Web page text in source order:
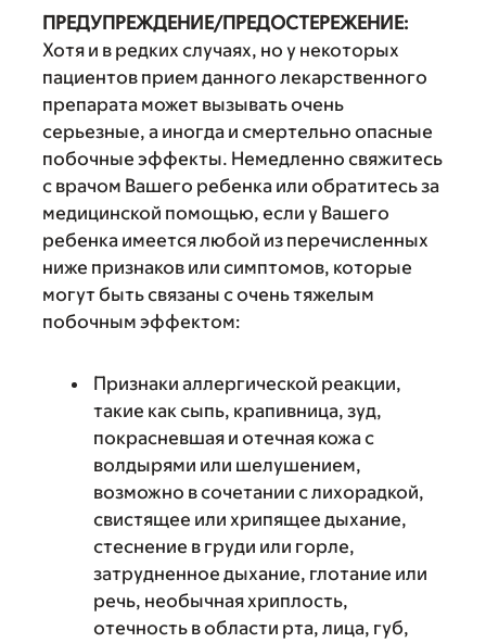
ПРЕДУПРЕЖДЕНИЕ/ПРЕДОСТЕРЕЖЕНИЕ:
Хотя и в редких случаях, но у некоторых
пациентов прием данного лекарственного
препарата может вызывать очень
серьезные, а иногда и смертельно опасные
побочные эффекты. Немедленно свяжитесь
с врачом Вашего ребенка или обратитесь за
медицинской помощью, если у Вашего
ребенка имеется любой из перечисленных
ниже признаков или симптомов, которые
могут быть связаны с очень тяжелым
побочным эффектом:
Признаки аллергической реакции,
такие как сыпь, крапивница, зуд,
покрасневшая и отечная кожа с
волдырями или шелушением,
возможно в сочетании с лихорадкой,
свистящее или хрипящее дыхание,
стеснение в груди или горле,
затрудненное дыхание, глотание или
речь, необычная хриплость,
отечность в области рта, лица, губ,